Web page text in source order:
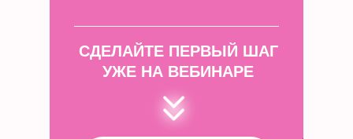
СДЕЛАЙТЕ ПЕРВЫЙ ШАГ
УЖЕ НА ВЕБИНАРЕ